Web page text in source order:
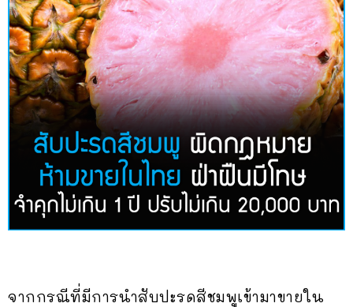
จากกรณีที่มีการนำสับปะรดสีชมพูเข้ามาขายใน